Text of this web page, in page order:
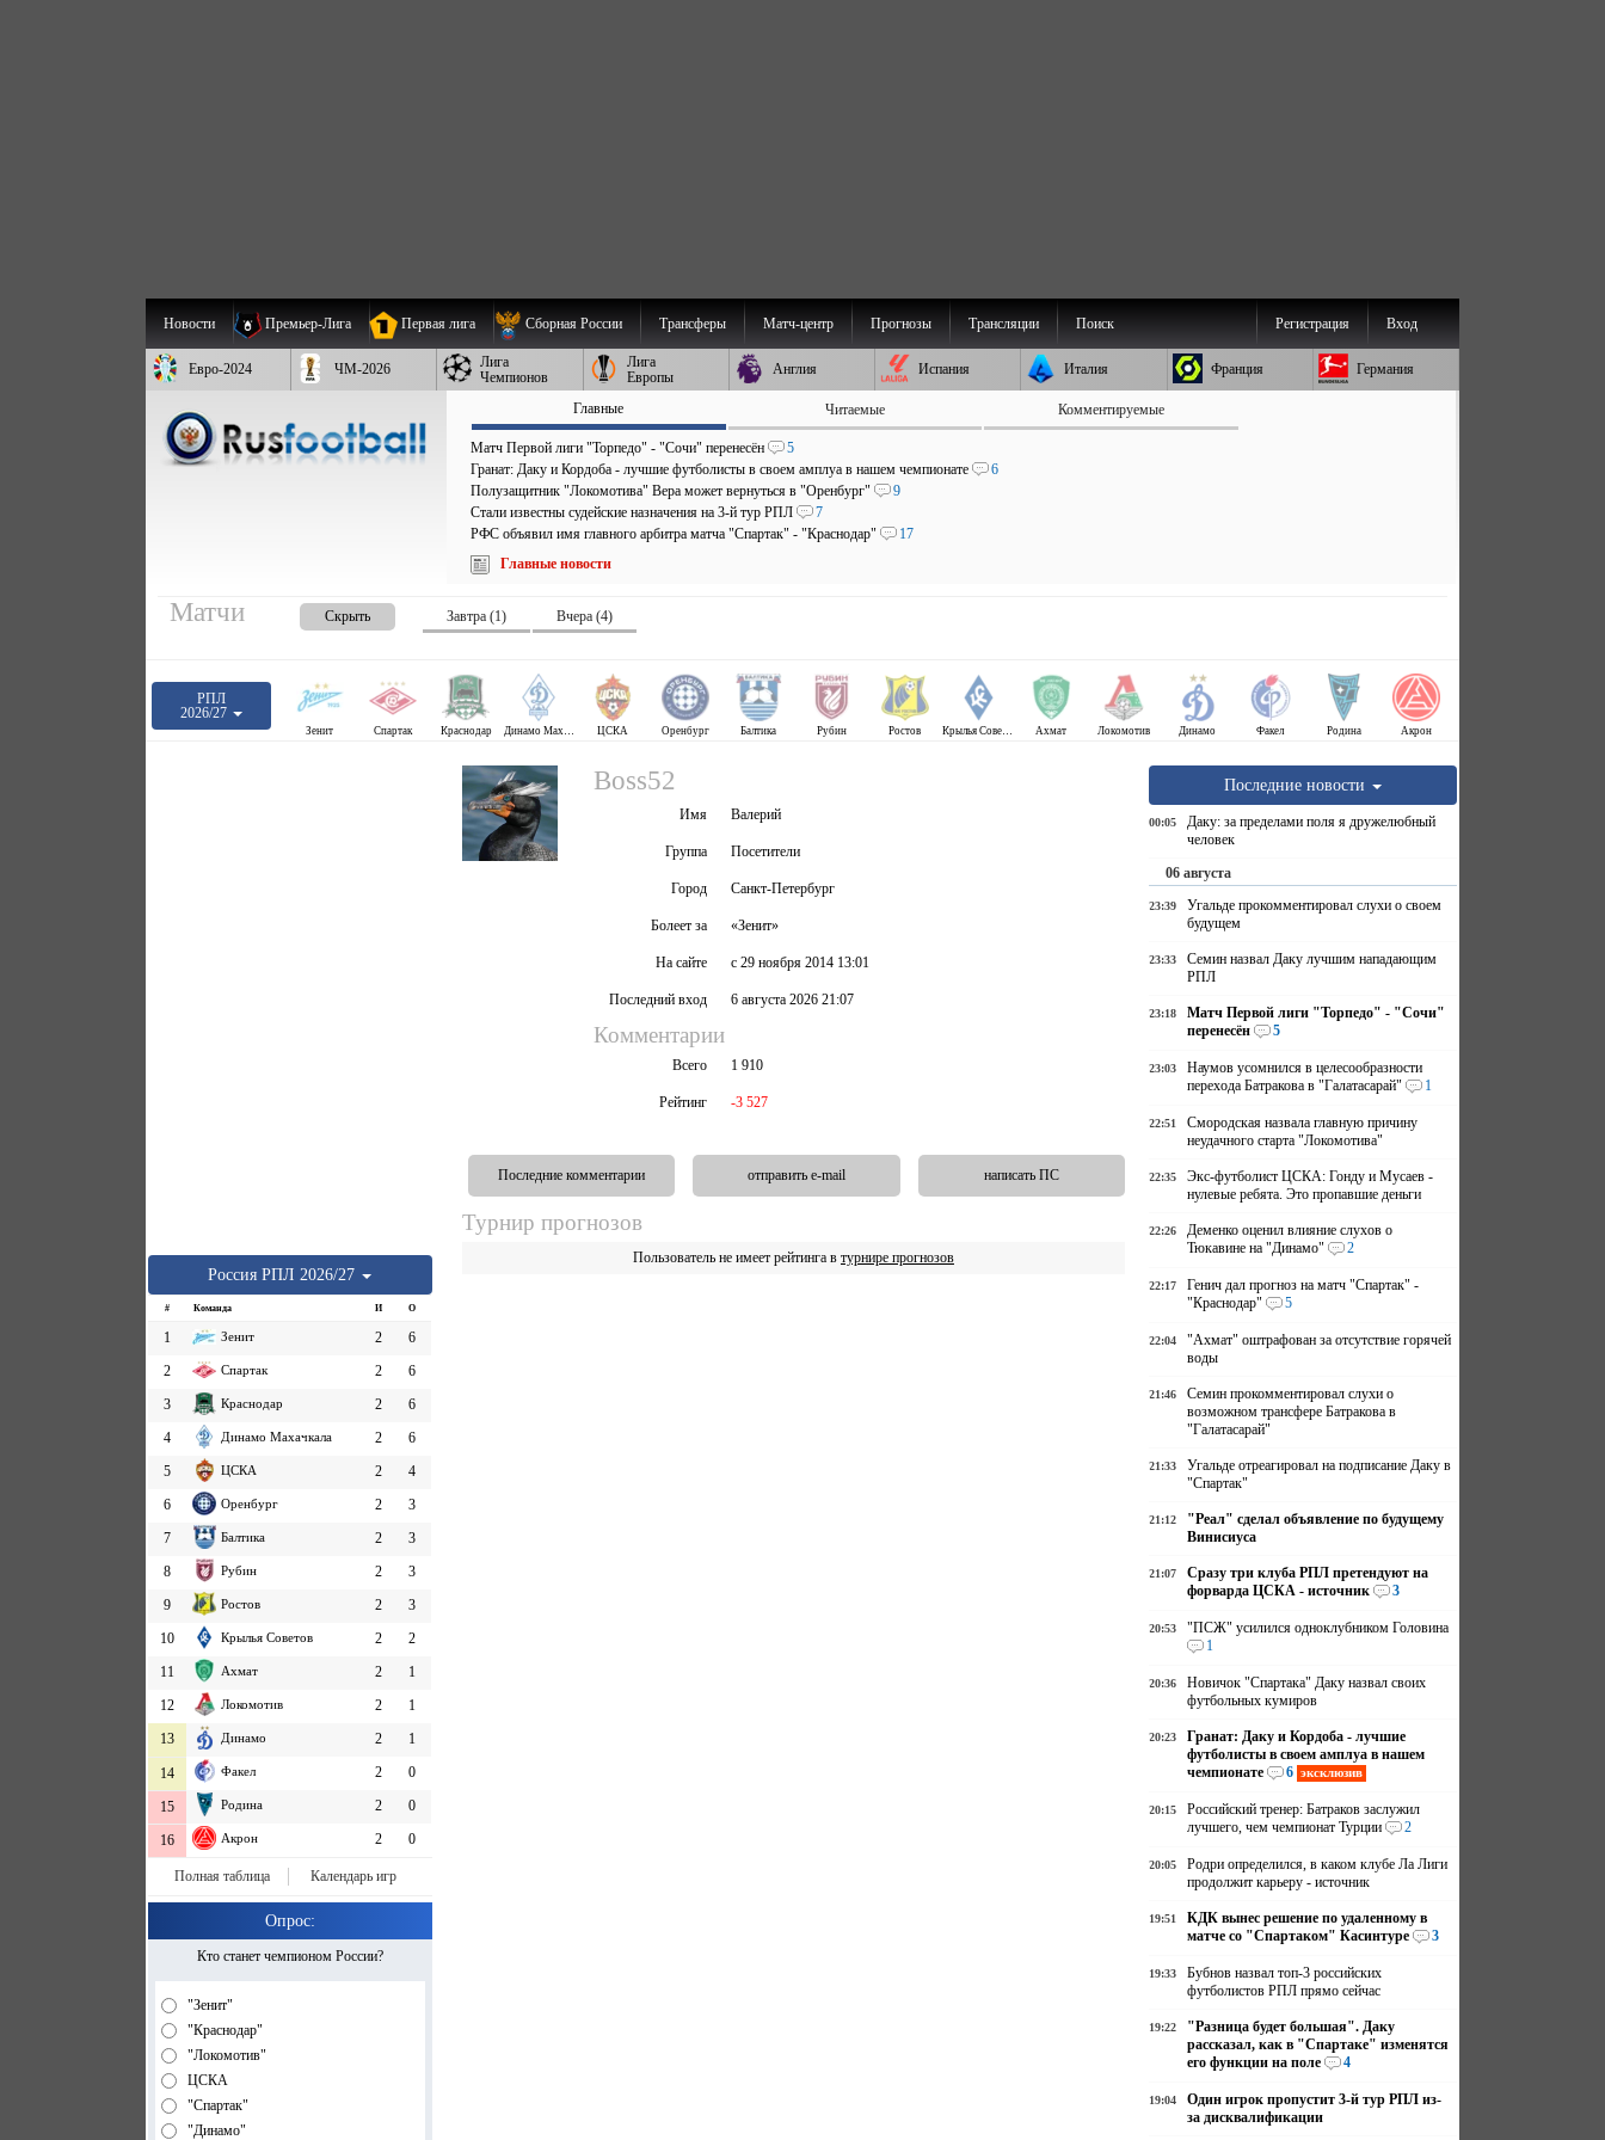
Новости Премьер-Лига Первая лига Сборная России Трансферы Матч-центр Прогнозы Трансляции Поиск Вход
Регистрация
Евро-2024 ЧМ-2026
Лига
Чемпионов
Лига
Европы
Англия Испания Италия Франция Германия
Главные Читаемые Комментируемые
Матч Первой лиги "Торпедо" - "Сочи" перенесён
5
Гранат: Даку и Кордоба - лучшие футболисты в своем амплуа в нашем чемпионате
6
Полузащитник "Локомотива" Вера может вернуться в "Оренбург"
9
Стали известны судейские назначения на 3-й тур РПЛ
7
РФС объявил имя главного арбитра матча "Спартак" - "Краснодар"
17
Главные новости
Матчи Скрыть Завтра (1) Вчера (4)
РПЛ
2026/27
Зенит Спартак Краснодар Динамо Махачкала ЦСКА Оренбург Балтика Рубин Ростов Крылья Советов Ахмат Локомотив Динамо Факел Родина Акрон
Россия РПЛ 2026/27
# Команда И О
1 Зенит 2
6
2
Спартак 2
6
3
Краснодар 2
6
4
Динамо Махачкала 2
6
5
ЦСКА 2
4
6
Оренбург 2
3
7
Балтика 2
3
8
Рубин 2
3
9
Ростов 2
3
10
Крылья Советов 2
2
11
Ахмат 2
1
12
Локомотив 2
1
13
Динамо 2 1
14 Факел 2 0
15 Родина 2 0
16 Акрон 2 0
Полная таблица Календарь игр
Опрос:
Кто станет чемпионом России?
"Зенит"
"Краснодар"
"Локомотив"
ЦСКА
"Спартак"
"Динамо"
Boss52
Имя Валерий
Группа Посетители
Город Санкт-Петербург
Болеет за «Зенит»
На сайте с 29 ноября 2014 13:01
Последний вход 6 августа 2026 21:07
Комментарии
Всего 1 910
Рейтинг -3 527
Последние комментарии отправить e-mail написать ПС
Турнир прогнозов
Пользователь не имеет рейтинга в турнире прогнозов
Последние новости
00:05
Даку: за пределами поля я дружелюбный
человек
06 августа
23:39
Угальде прокомментировал слухи о своем
будущем
23:33
Семин назвал Даку лучшим нападающим
РПЛ
23:18
Матч Первой лиги "Торпедо" - "Сочи"
перенесён
5
23:03
Наумов усомнился в целесообразности
перехода Батракова в "Галатасарай"
1
22:51
Смородская назвала главную причину
неудачного старта "Локомотива"
22:35
Экс-футболист ЦСКА: Гонду и Мусаев -
нулевые ребята. Это пропавшие деньги
22:26
Деменко оценил влияние слухов о
Тюкавине на "Динамо"
2
22:17
Генич дал прогноз на матч "Спартак" -
"Краснодар"
5
22:04
"Ахмат" оштрафован за отсутствие горячей
воды
21:46
Семин прокомментировал слухи о
возможном трансфере Батракова в
"Галатасарай"
21:33
Угальде отреагировал на подписание Даку в
"Спартак"
21:12
"Реал" сделал объявление по будущему
Винисиуса
21:07
Сразу три клуба РПЛ претендуют на
форварда ЦСКА - источник
3
20:53
"ПСЖ" усилился одноклубником Головина
1
20:36
Новичок "Спартака" Даку назвал своих
футбольных кумиров
20:23
Гранат: Даку и Кордоба - лучшие
футболисты в своем амплуа в нашем
чемпионате
6 эксклюзив
20:15
Российский тренер: Батраков заслужил
лучшего, чем чемпионат Турции
2
20:05
Родри определился, в каком клубе Ла Лиги
продолжит карьеру - источник
19:51
КДК вынес решение по удаленному в
матче со "Спартаком" Касинтуре
3
19:33
Бубнов назвал топ-3 российских
футболистов РПЛ прямо сейчас
19:22
"Разница будет большая". Даку
рассказал, как в "Спартаке" изменятся
его функции на поле
4
19:04
Один игрок пропустит 3-й тур РПЛ из-
за дисквалификации